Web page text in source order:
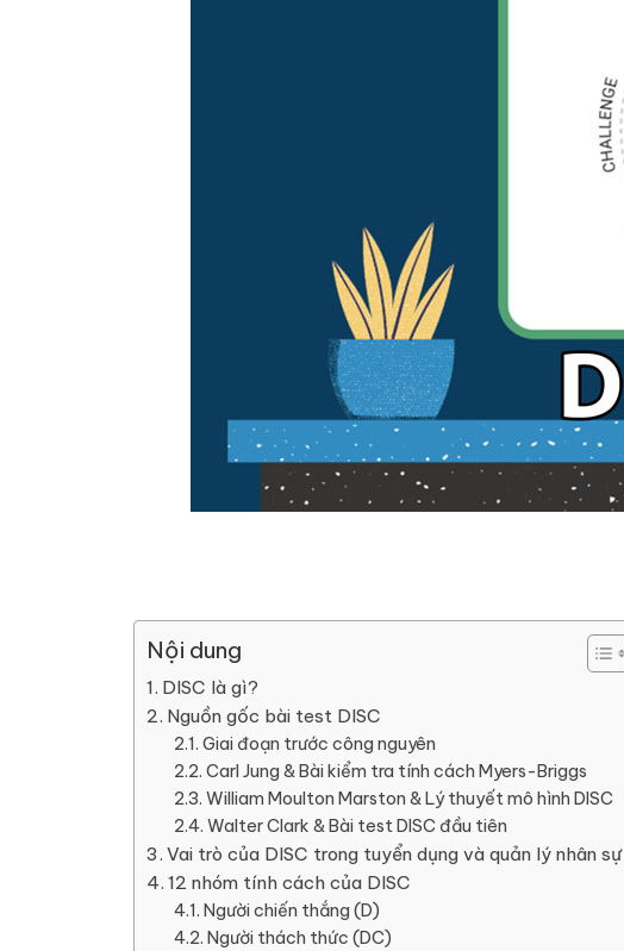
Nội dung
DISC là gì?
Nguồn gốc bài test DISC
Giai đoạn trước công nguyên
Carl Jung & Bài kiểm tra tính cách Myers-Briggs
William Moulton Marston & Lý thuyết mô hình DISC
Walter Clark & Bài test DISC đầu tiên
Vai trò của DISC trong tuyển dụng và quản lý nhân sự
12 nhóm tính cách của DISC
Người chiến thắng (D)
Người thách thức (DC)